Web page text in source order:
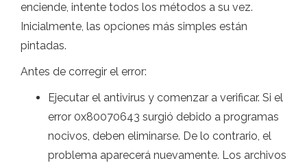
enciende, intente todos los métodos a su vez.
Inicialmente, las opciones más simples están
pintadas.
Antes de corregir el error:
Ejecutar el antivirus y comenzar a verificar. Si el
error 0x80070643 surgió debido a programas
nocivos, deben eliminarse. De lo contrario, el
problema aparecerá nuevamente. Los archivos